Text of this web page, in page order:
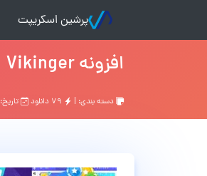
پرشین اسکریپت
افزونه Vikinger
دسته بندی: | تاریخ: ۵ سال قبل